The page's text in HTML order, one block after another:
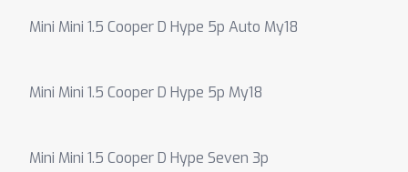
Mini Mini 1.5 Cooper D Hype 5p Auto My18
Mini Mini 1.5 Cooper D Hype 5p My18
Mini Mini 1.5 Cooper D Hype Seven 3p